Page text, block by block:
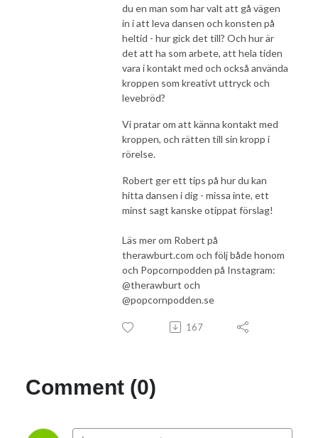
du en man som har valt att gå vägen
in i att leva dansen och konsten på
heltid - hur gick det till? Och hur är
det att ha som arbete, att hela tiden
vara i kontakt med och också använda
kroppen som kreativt uttryck och
levebröd?
Vi pratar om att känna kontakt med
kroppen, och rätten till sin kropp i
rörelse.
Robert ger ett tips på hur du kan
hitta dansen i dig - missa inte, ett
minst sagt kanske otippat förslag!
Läs mer om Robert på
therawburt.com och följ både honom
och Popcornpodden på Instagram:
@therawburt och
@popcornpodden.se
167
Comment (0)